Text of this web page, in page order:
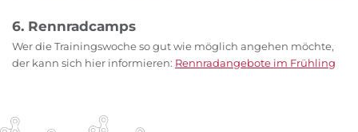
6. Rennradcamps
Wer die Trainingswoche so gut wie möglich angehen möchte,
der kann sich hier informieren: Rennradangebote im Frühling